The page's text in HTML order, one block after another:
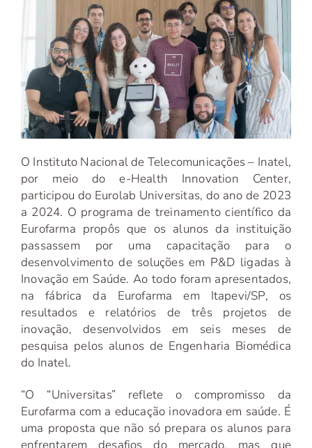
O Instituto Nacional de Telecomunicações – Inatel,
por meio do e-Health Innovation Center,
participou do Eurolab Universitas, do ano de 2023
a 2024. O programa de treinamento científico da
Eurofarma propôs que os alunos da instituição
passassem por uma capacitação para o
desenvolvimento de soluções em P&D ligadas à
Inovação em Saúde. Ao todo foram apresentados,
na fábrica da Eurofarma em Itapevi/SP, os
resultados e relatórios de três projetos de
inovação, desenvolvidos em seis meses de
pesquisa pelos alunos de Engenharia Biomédica
do Inatel.
“O “Universitas” reflete o compromisso da
Eurofarma com a educação inovadora em saúde. É
uma proposta que não só prepara os alunos para